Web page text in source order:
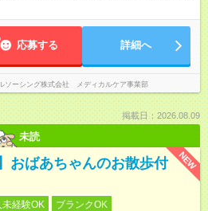
応募する 詳細へ
ソーシング株式会社 メディカルケア事業部
掲載日：2026.08.09
未読
NEW
おばあちゃんのお散歩付
未経験OK
ブランクOK